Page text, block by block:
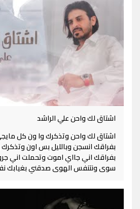
اشتاق لك واحن علي الراشد
اشتاق لك واحن وتذكرك وا ون كل
بفراقك انسجن وبالليل بس اون وتذكرك
بفراقك اني جااي اموت وتحملت اني
سوى ونتنفس الهوى صدقني بغيابك